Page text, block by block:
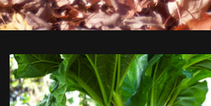
Foto da Scott Webb doBurst